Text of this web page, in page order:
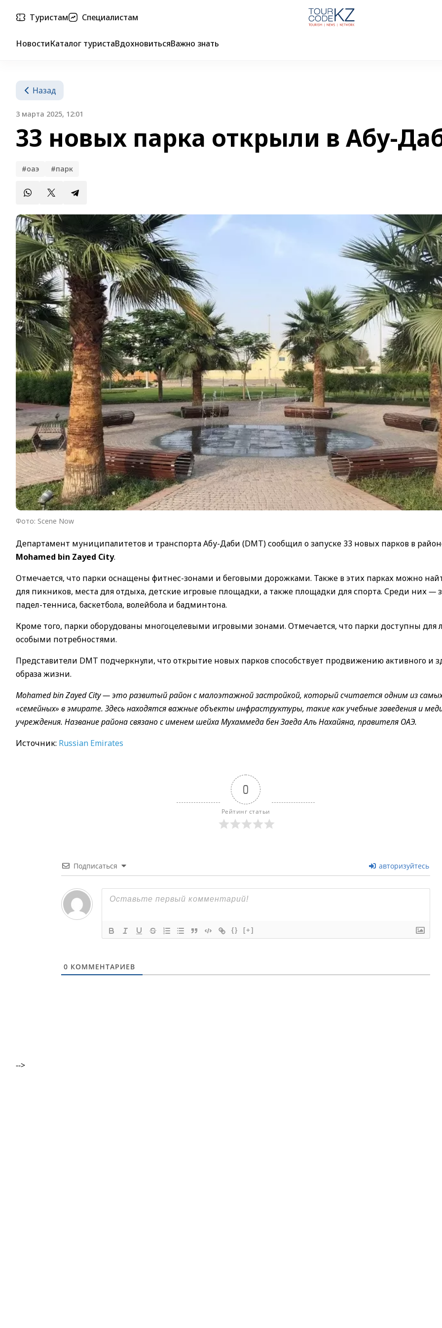
Туристам Специалистам
НовостиКаталог туристаВдохновитьсяВажно знать
Назад
3 марта 2025, 12:01
33 новых парка открыли в Абу-
#оаэ #парк
Фото: Scene Now
Департамент муниципалитетов и транспорта Абу-Даби (DMT) сообщил о запуске 33 новых парков в
Mohamed bin Zayed City.
Отмечается, что парки оснащены фитнес-зонами и беговыми дорожками. Также в этих парках можно
для пикников, места для отдыха, детские игровые площадки, а также площадки для спорта. Среди них—
падел-тенниса, баскетбола, волейбола и бадминтона.
Кроме того, парки оборудованы многоцелевыми игровыми зонами. Отмечается, что парки доступны для
особыми потребностями.
Представители DMT подчеркнули, что открытие новых парков способствует продвижению активного и
образа жизни.
Mohamed bin Zayed City — это развитый район с малоэтажной застройкой, который считается одним из
«семейных» в эмирате. Здесь находятся важные объекты инфраструктуры, такие как учебные заведения и
учреждения. Название района связано с именем шейха Мухаммеда бен Заеда Аль Нахайяна, правителя ОАЭ.
Источник: Russian Emirates
0
Рейтинг статьи
Подписаться авторизуйтесь
{} [+]
0 КОММЕНТАРИЕВ
-->